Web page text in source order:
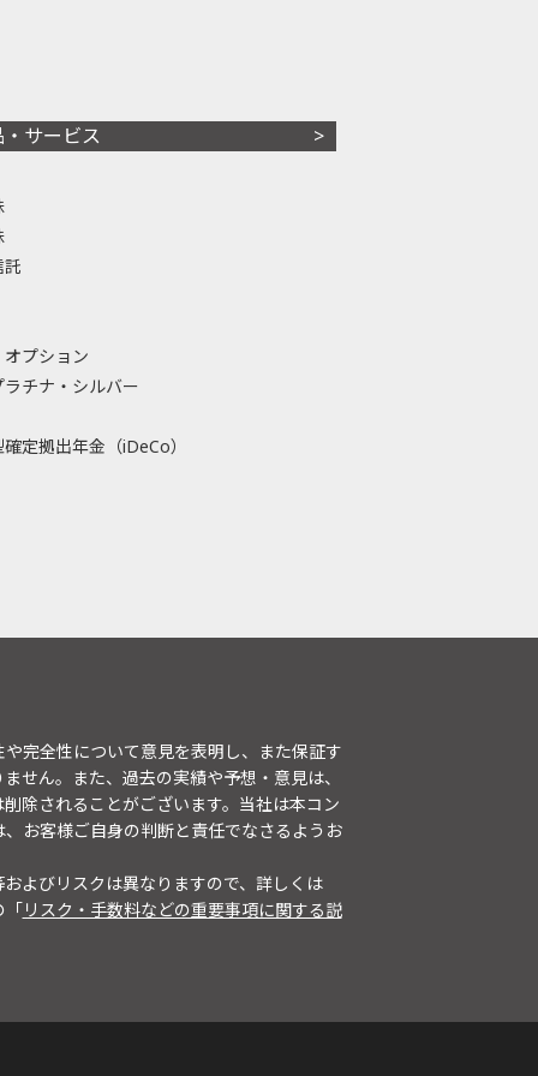
・サービス
託
プション
ラチナ・シルバー
定拠出年金（iDeCo）
完全性について意見を表明し、また保証す
せん。また、過去の実績や予想・意見は、
除されることがございます。当社は本コン
お客様ご自身の判断と責任でなさるようお
よびリスクは異なりますので、詳しくは
「リスク・手数料などの重要事項に関する説